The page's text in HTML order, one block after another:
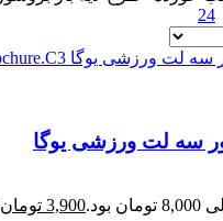
24
سه لت ورزشی یوگا
بود. 3,900 تومان